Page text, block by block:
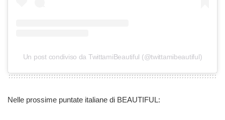
Un post condiviso da TwittamiBeautiful (@twittamibeautiful)
Nelle prossime puntate italiane di BEAUTIFUL: